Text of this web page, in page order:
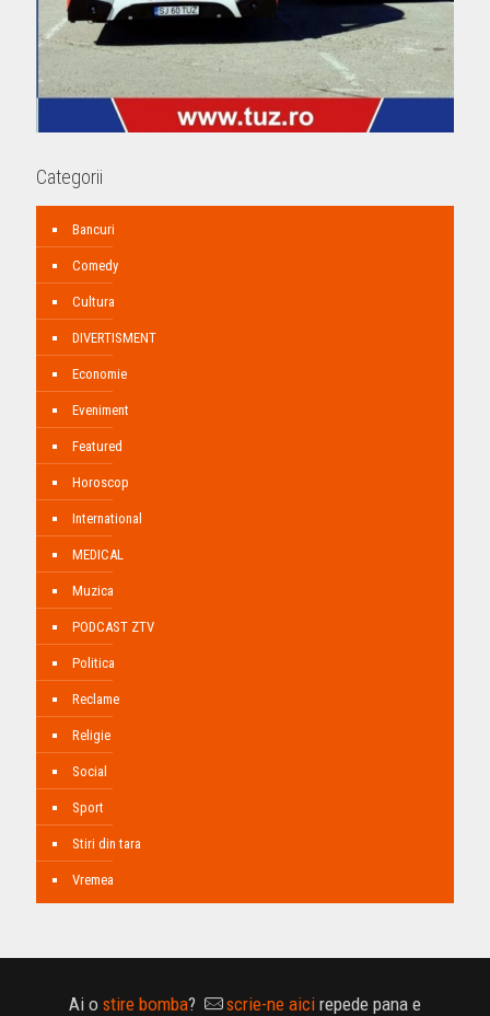
Categorii
Bancuri
Comedy
Cultura
DIVERTISMENT
Economie
Eveniment
Featured
Horoscop
International
MEDICAL
Muzica
PODCAST ZTV
Politica
Reclame
Religie
Social
Sport
Stiri din tara
Vremea
Ai o stire bomba? scrie-ne aici repede pana e